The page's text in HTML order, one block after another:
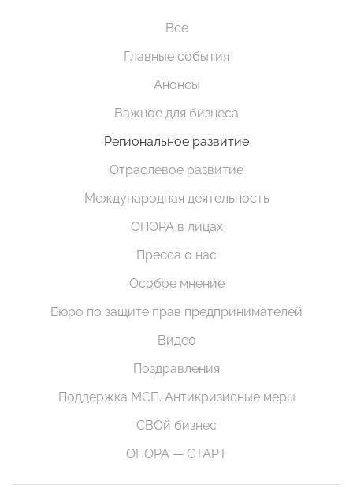
Все
Главные события
Анонсы
Важное для бизнеса
Региональное развитие
Отраслевое развитие
Международная деятельность
ОПОРА в лицах
Пресса о нас
Особое мнение
Бюро по защите прав предпринимателей
Видео
Поздравления
Поддержка МСП. Антикризисные меры
СВОй бизнес
ОПОРА — СТАРТ